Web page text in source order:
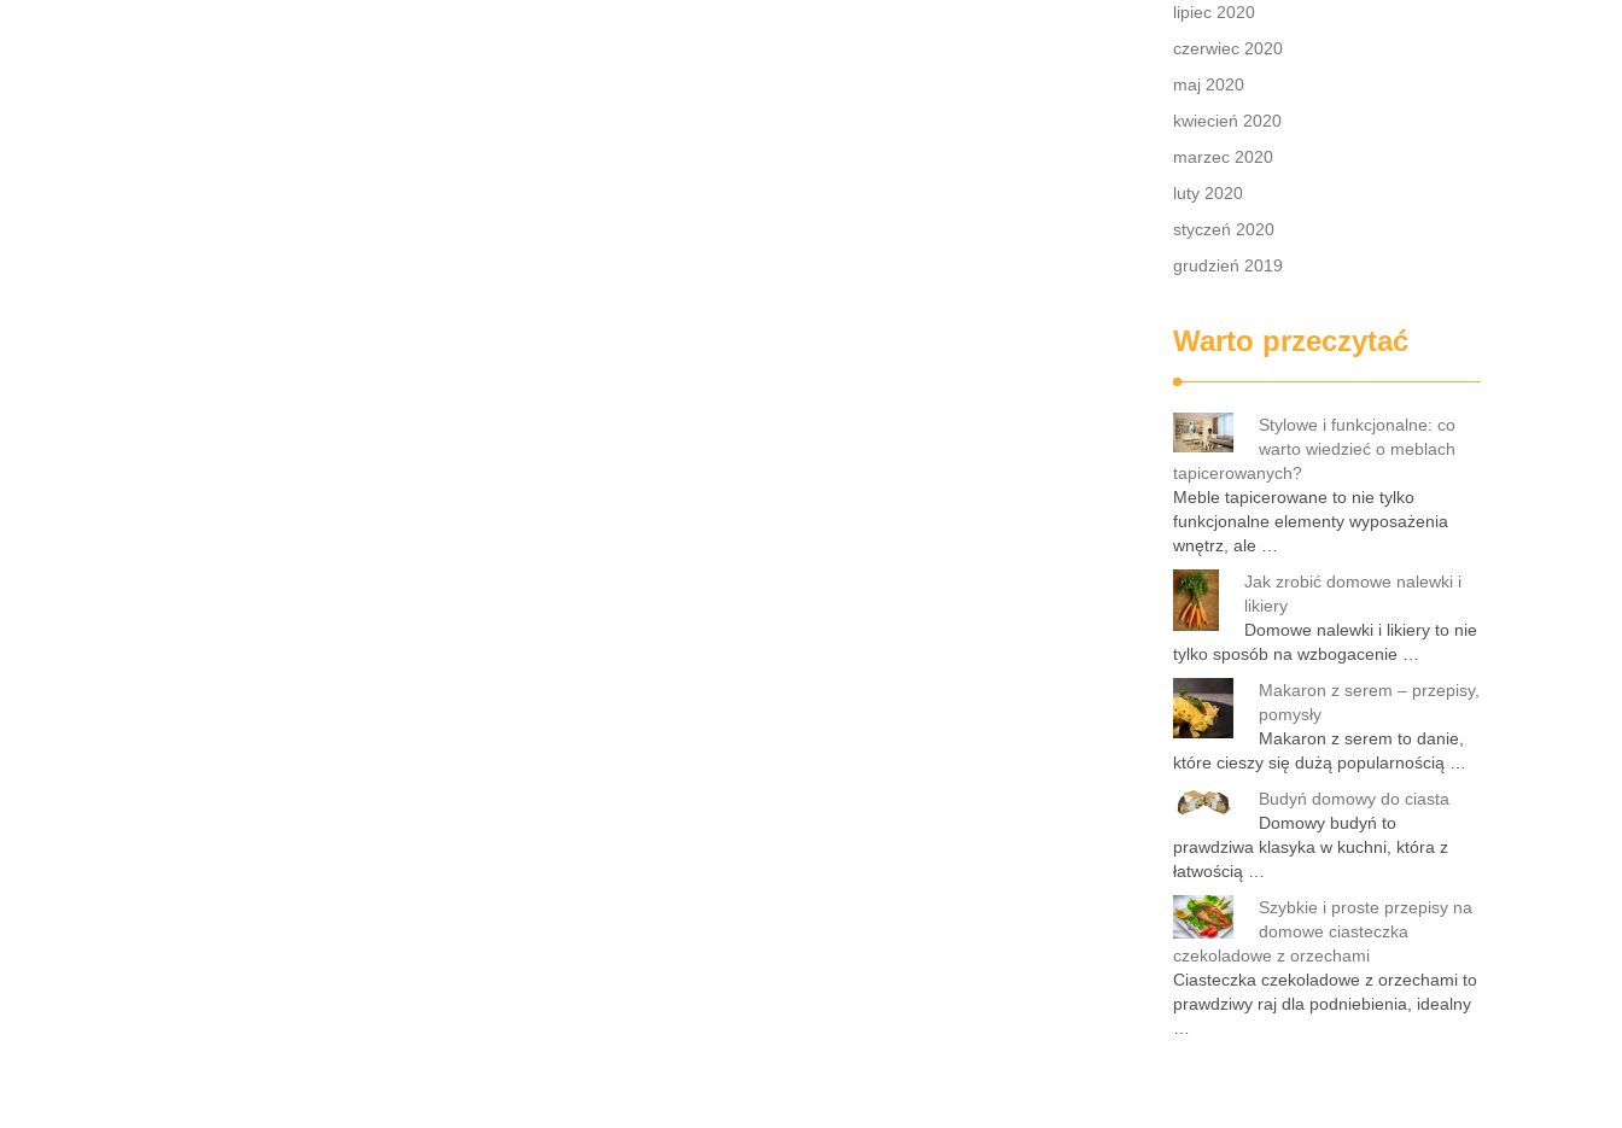
lipiec 2020
czerwiec 2020
maj 2020
kwiecień 2020
marzec 2020
luty 2020
styczeń 2020
grudzień 2019
Warto przeczytać
Stylowe i funkcjonalne: co
warto wiedzieć o meblach
tapicerowanych?
Meble tapicerowane to nie tylko
funkcjonalne elementy wyposażenia
wnętrz, ale …
Jak zrobić domowe nalewki i
likiery
Domowe nalewki i likiery to nie
tylko sposób na wzbogacenie …
Makaron z serem – przepisy,
pomysły
Makaron z serem to danie,
które cieszy się dużą popularnością …
Budyń domowy do ciasta
Domowy budyń to
prawdziwa klasyka w kuchni, która z
łatwością …
Szybkie i proste przepisy na
domowe ciasteczka
czekoladowe z orzechami
Ciasteczka czekoladowe z orzechami to
prawdziwy raj dla podniebienia, idealny